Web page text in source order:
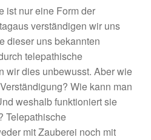
ist nur eine Form der
verständigen wir uns
dieser uns bekannten
telepathische
wir dies unbewusst. Aber wie
Wie kann man
weshalb funktioniert sie
Telepathische
mit Zauberei noch mit